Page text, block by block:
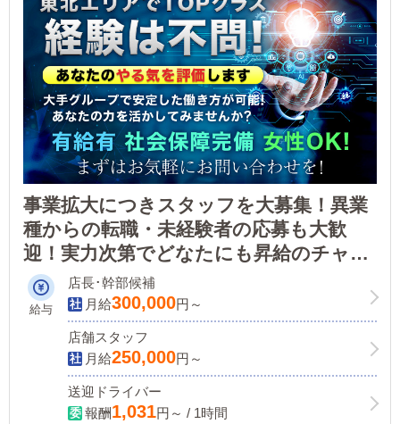
事業拡大につきスタッフを大募集！異業
種からの転職・未経験者の応募も大歓
迎！実力次第でどなたにも昇給のチャン
スがあります。大手グループ経営で安定
した働き方が可能！あなたの力を活かし
てみませんか？
給与
店長･幹部候補
月給300,000円～
店舗スタッフ
月給250,000円～
送迎ドライバー
報酬1,031円～ / 1時間